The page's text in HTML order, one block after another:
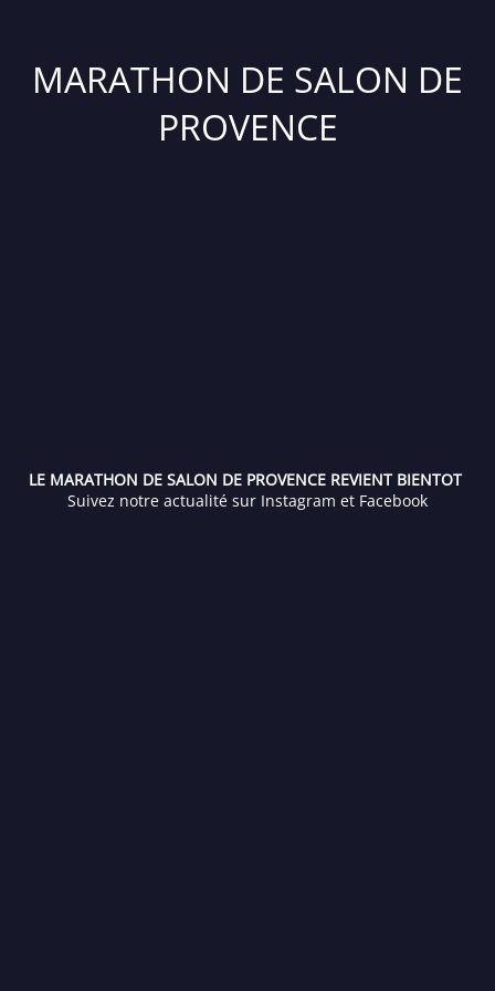
MARATHON DE SALON DE
PROVENCE
LE MARATHON DE SALON DE PROVENCE REVIENT BIENTOT
Suivez notre actualité sur Instagram et Facebook